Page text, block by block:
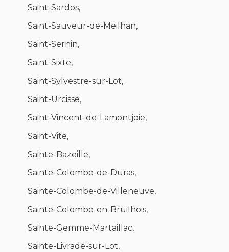
Saint-Sardos,
Saint-Sauveur-de-Meilhan,
Saint-Sernin,
Saint-Sixte,
Saint-Sylvestre-sur-Lot,
Saint-Urcisse,
Saint-Vincent-de-Lamontjoie,
Saint-Vite,
Sainte-Bazeille,
Sainte-Colombe-de-Duras,
Sainte-Colombe-de-Villeneuve,
Sainte-Colombe-en-Bruilhois,
Sainte-Gemme-Martaillac,
Sainte-Livrade-sur-Lot,